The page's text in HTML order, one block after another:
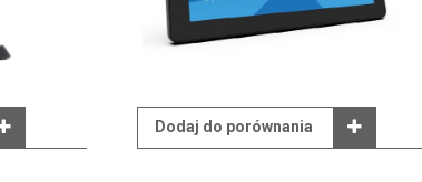
Dodaj do porównania